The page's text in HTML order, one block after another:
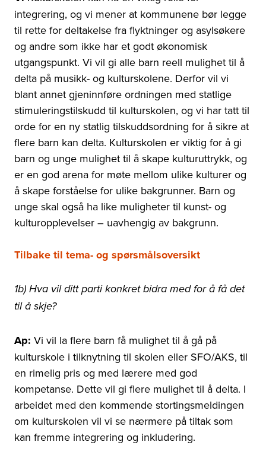
integrering, og vi mener at kommunene bør legge
til rette for deltakelse fra flyktninger og asylsøkere
og andre som ikke har et godt økonomisk
utgangspunkt. Vi vil gi alle barn reell mulighet til å
delta på musikk- og kulturskolene. Derfor vil vi
blant annet gjeninnføre ordningen med statlige
stimuleringstilskudd til kulturskolen, og vi har tatt til
orde for en ny statlig tilskuddsordning for å sikre at
flere barn kan delta. Kulturskolen er viktig for å gi
barn og unge mulighet til å skape kulturuttrykk, og
er en god arena for møte mellom ulike kulturer og
å skape forståelse for ulike bakgrunner. Barn og
unge skal også ha like muligheter til kunst- og
kulturopplevelser – uavhengig av bakgrunn.
Tilbake til tema- og spørsmålsoversikt
1b) Hva vil ditt parti konkret bidra med for å få det
til å skje?
Ap: Vi vil la flere barn få mulighet til å gå på
kulturskole i tilknytning til skolen eller SFO/AKS, til
en rimelig pris og med lærere med god
kompetanse. Dette vil gi flere mulighet til å delta. I
arbeidet med den kommende stortingsmeldingen
om kulturskolen vil vi se nærmere på tiltak som
kan fremme integrering og inkludering.